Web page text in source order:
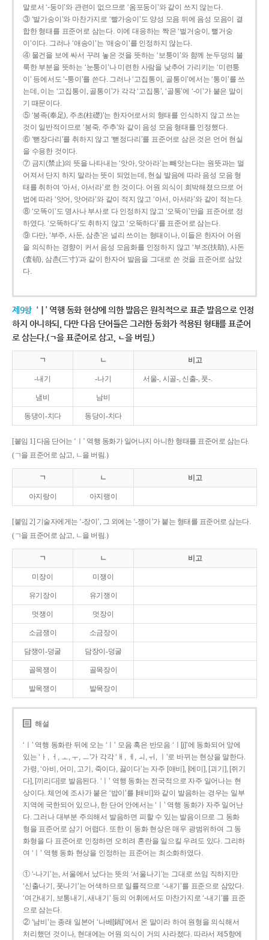
말로서 ‘-둥이’와 관련이 없으므로 ‘옴포둥이’와 같이 쓰지 않는다.
③ ‘발가숭이’와 마찬가지로 ‘빨가숭이’도 양성 모음 뒤에 음성 모음이 결
합한 형태를 표준어로 삼는다. 이에 대응하는 짝은 ‘벌거숭이, 뻘거숭
이’이다. 그러나 ‘애송이’는 ‘애숭이’를 인정하지 않는다.
④ 물건을 보에 싸서 꾸려 놓은 것을 뜻하는 ‘보퉁이’와 함께 눈두덩의 불
룩한 부분을 뜻하는 ‘눈퉁이’나 미련한 사람을 낮추어 가리키는 ‘미련퉁
이’ 등에서도 ‘-퉁이’를 쓴다. 그러나 ‘고집통이, 골통이’에서는 ‘통이’를 쓰
는데, 이는 ‘고집통이, 골통이’가 각각 ‘고집통’, ‘골통’에 ‘-이’가 붙은 말이
기 때문이다.
⑤ ‘봉족(奉足), 주초(柱礎)’는 한자어로서의 형태를 인식하지 않고 쓰는
것이 일반적이므로 ‘봉죽, 주추’와 같이 음성 모음 형태를 인정했다.
⑥ ‘뻗장다리’를 취하지 않고 ‘뻗정다리’를 표준어로 삼은 것은 언어 현실
을 수용한 것이다.
⑦ 금지(禁止)의 뜻을 나타내는 ‘앗아, 앗아라’는 빼앗는다는 원뜻과는 멀
어져서 단지 하지 말라는 뜻이 되었는데, 현실 발음에 따라 음성 모음 형
태를 취하여 ‘아서, 아서라’로 한 것이다. 어원 의식이 희박해졌으므로 어
법에 따라 ‘앗어, 앗어라’와 같이 적지 않고 ‘아서, 아서라’와 같이 적는다.
⑧ ‘오똑이’도 명사나 부사로 다 인정하지 않고 ‘오뚝이’만을 표준어로 정
하였다. ‘오똑하다’도 취하지 않고 ‘오뚝하다’를 표준어로 삼는다.
⑨ 다만, ‘부주, 사둔, 삼춘’은 널리 쓰이는 형태이나, 이들은 한자어 어원
을 의식하는 경향이 커서 음성 모음화를 인정하지 않고 ‘부조(扶助), 사돈
(査頓), 삼촌(三寸)’과 같이 한자어 발음을 그대로 쓴 것을 표준어로 삼았
다.
제9항 ‘ㅣ’ 역행 동화 현상에 의한 발음은 원칙적으로 표준 발음으로 인정
하지 아니하되, 다만 다음 단어들은 그러한 동화가 적용된 형태를 표준어
로 삼는다.(ㄱ을 표준어로 삼고, ㄴ을 버림.)
ㄱ ㄴ 비고
-내기 -나기 서울-, 시골-, 신출-, 풋-.
냄비 남비
동댕이-치다 동당이-치다
[붙임 1] 다음 단어는 ‘ㅣ’ 역행 동화가 일어나지 아니한 형태를 표준어로 삼는다.
(ㄱ을 표준어로 삼고, ㄴ을 버림.)
ㄱ ㄴ 비고
아지랑이 아지랭이
[붙임 2] 기술자에게는 ‘-장이’, 그 외에는 ‘-쟁이’가 붙는 형태를 표준어로 삼는다.
(ㄱ을 표준어로 삼고, ㄴ을 버림.)
ㄱ ㄴ 비고
미장이 미쟁이
유기장이 유기쟁이
멋쟁이 멋장이
소금쟁이 소금장이
담쟁이-덩굴 담장이-덩굴
골목쟁이 골목장이
발목쟁이 발목장이
해설
‘ㅣ’ 역행 동화란 뒤에 오는 ‘ㅣ’ 모음 혹은 반모음 ‘ㅣ[j]’에 동화되어 앞에
있는 ‘ㅏ, ㅓ, ㅗ, ㅜ, ㅡ’가 각각 ‘ㅐ, ㅔ, ㅚ, ㅟ, ㅣ’로 바뀌는 현상을 말한다.
가령, ‘아비, 어미, 고기, 죽이다, 끓이다’는 자주 [애비], [에미], [괴기], [쥐기
다], [끼리다]로 발음된다. ‘ㅣ’ 역행 동화는 전국적으로 자주 일어나는 현
상이다. 체언에 조사가 붙은 ‘밥이’를 [배비]와 같이 발음하는 경우는 일부
지역에 국한되어 있으나, 한 단어 안에서는 ‘ㅣ’ 역행 동화가 자주 일어난
다. 그러나 대부분 주의해서 발음하면 피할 수 있는 발음이므로 그 동화
형을 표준어로 삼기 어렵다. 또한 이 동화 현상은 매우 광범위하여 그 동
화형을 다 표준어로 인정하면 오히려 혼란을 일으킬 우려도 있다. 그리하
여 ‘ㅣ’ 역행 동화 현상을 인정하는 표준어는 최소화하였다.
① ‘-나기’는, 서울에서 났다는 뜻의 ‘서울나기’는 그대로 쓰임 직하지만
‘신출나기, 풋나기’는 어색하므로 일률적으로 ‘-내기’를 표준으로 삼았다.
‘여간내기, 보통내기, 새내기’ 등의 어휘에서도 마찬가지로 ‘-내기’를 표준
으로 삼는다.
② ‘남비’는 종래 일본어 ‘나베[鍋]’에서 온 말이라 하여 원형을 의식해서
처리했던 것이나, 현대에는 어원 의식이 거의 사라졌다. 따라서 제5항에